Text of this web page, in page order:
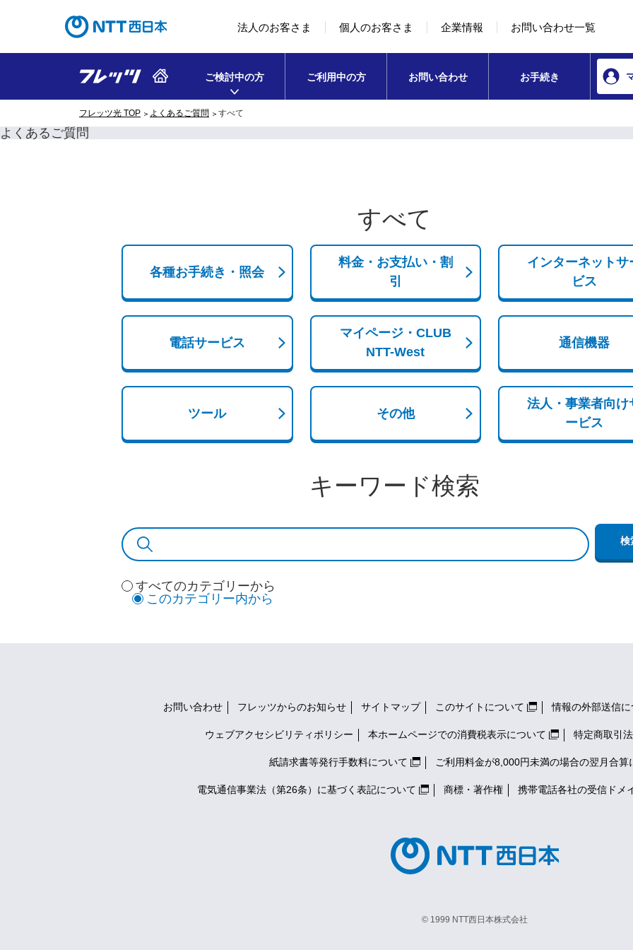
コンテンツのリンクナビゲーションへ移動
法人のお客さま 個人のお客さま 企業情報 お問い合わせ一覧
ご検討中の方 ご利用中の方 お問い合わせ お手続き
フレッツ光 TOP よくあるご質問 すべて
よくあるご質問
すべて
各種お手続き・照会
料金・お支払い・割
引
インターネットサ
ビス
電話サービス
マイページ・CLUB
NTT-West
通信機器
ツール その他
法人・事業者向け
ービス
キーワード検索
すべてのカテゴリーから
このカテゴリー内から
お問い合わせ フレッツからのお知らせ サイトマップ このサイトについて 情報の外部送信に
ウェブアクセシビリティポリシー 本ホームページでの消費税表示について 特定商取引
紙請求書等発行手数料について ご利用料金が8,000円未満の場合の翌月合算
電気通信事業法（第26条）に基づく表記について 商標・著作権 携帯電話各社の受信ドメ
© 1999 NTT西日本株式会社